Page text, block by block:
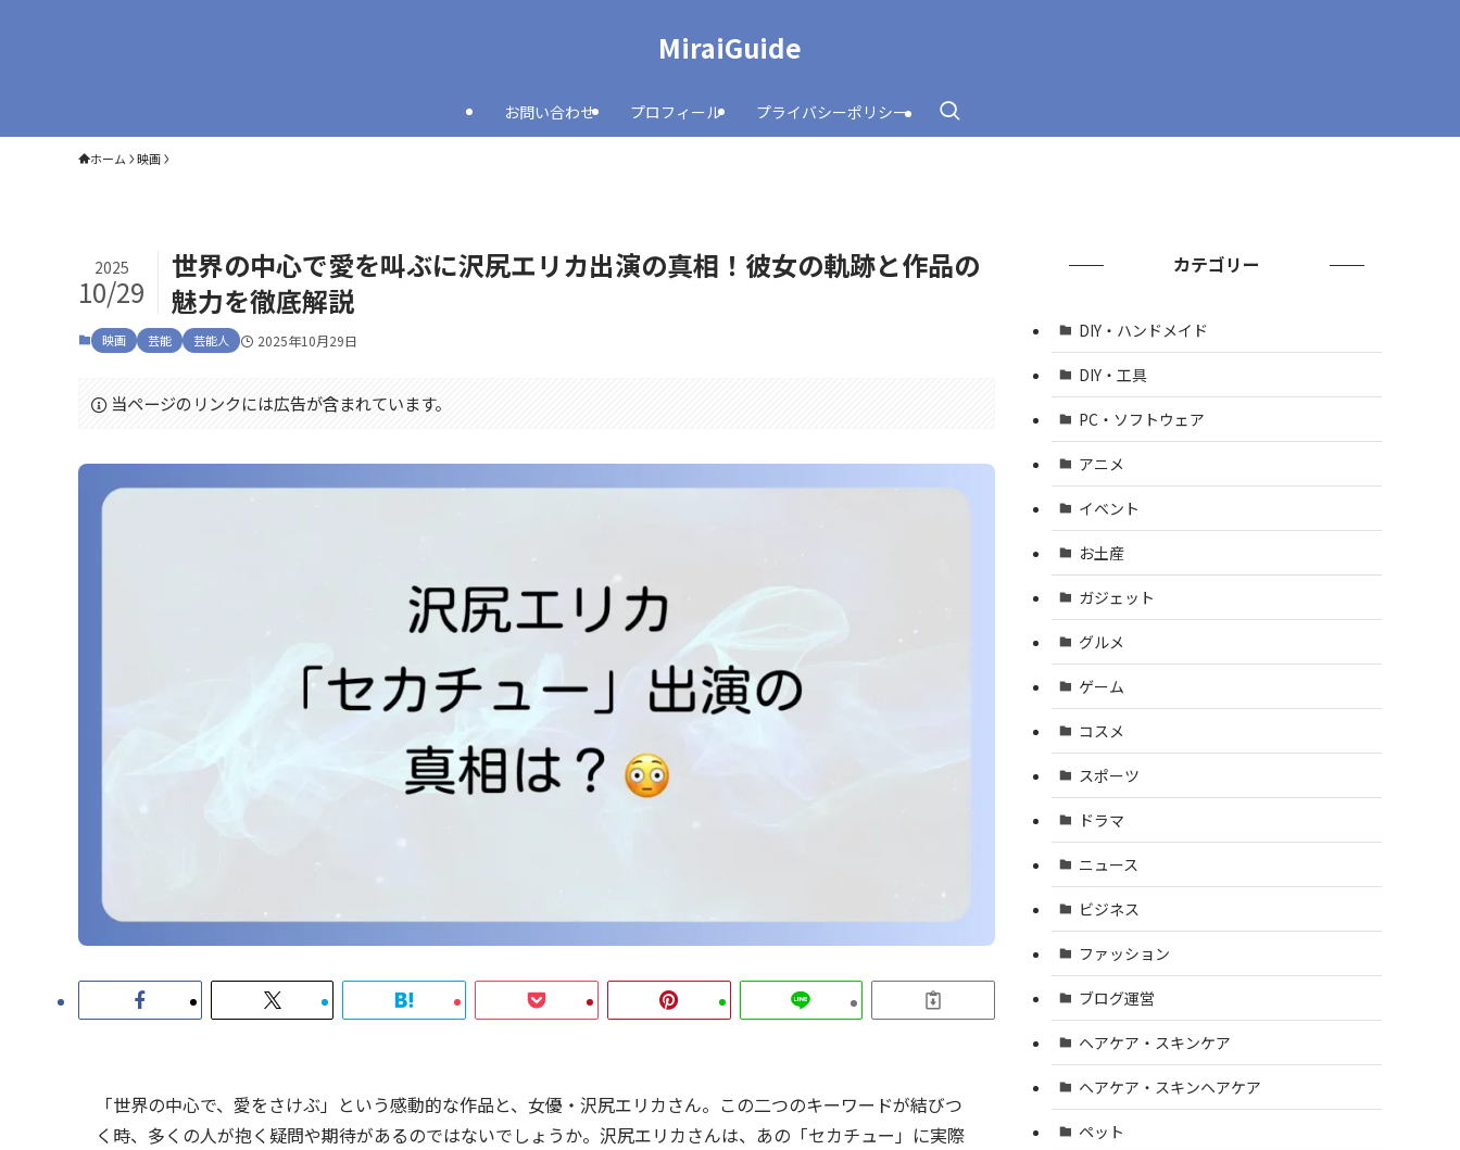
MiraiGuide
お問い合わせ プロフィール プライバシーポリシー
ホーム 映画
世界の中心で愛を叫ぶに沢尻エリカ出演の真相！彼女の軌跡と作品の
魅力を徹底解説
2025
10/29
映画 芸能 芸能人 2025年10月29日
当ページのリンクには広告が含まれています。
「世界の中心で、愛をさけぶ」という感動的な作品と、女優・沢尻エリカさん。この二つのキーワードが結びつ
く時、多くの人が抱く疑問や期待があるのではないでしょうか。沢尻エリカさんは、あの「セカチュー」に実際
カテゴリー
DIY・ハンドメイド
DIY・工具
PC・ソフトウェア
アニメ
イベント
お土産
ガジェット
グルメ
ゲーム
コスメ
スポーツ
ドラマ
ニュース
ビジネス
ファッション
ブログ運営
ヘアケア・スキンケア
ヘアケア・スキンヘアケア
ペット